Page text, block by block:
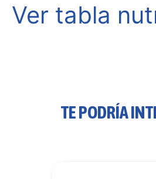
Ver tabla
TE PODRÍA